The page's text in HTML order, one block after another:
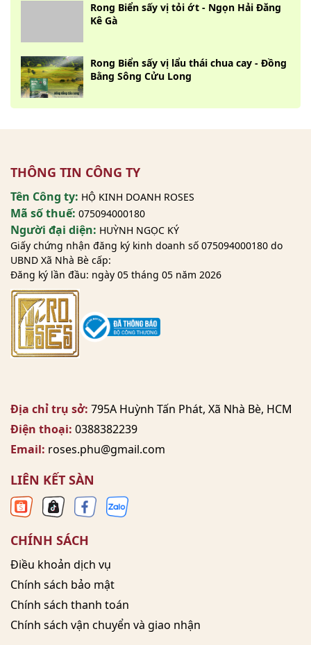
Rong Biển sấy vị tỏi ớt - Ngọn Hải Đăng
Kê Gà
Rong Biển sấy vị lẩu thái chua cay - Đồng
Bằng Sông Cửu Long
THÔNG TIN CÔNG TY
Tên Công ty: HỘ KINH DOANH ROSES
Mã số thuế: 075094000180
Người đại diện: HUỲNH NGỌC KÝ
Giấy chứng nhận đăng ký kinh doanh số 075094000180 do
UBND Xã Nhà Bè cấp:
Đăng ký lần đầu: ngày 05 tháng 05 năm 2026
Địa chỉ trụ sở: 795A Huỳnh Tấn Phát, Xã Nhà Bè, HCM
Điện thoại: 0388382239
Email: roses.phu@gmail.com
LIÊN KẾT SÀN
CHÍNH SÁCH
Điều khoản dịch vụ
Chính sách bảo mật
Chính sách thanh toán
Chính sách vận chuyển và giao nhận